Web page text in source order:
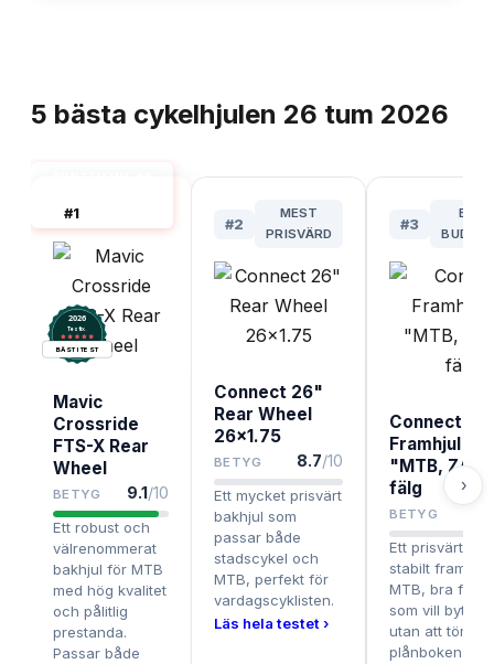
5 bästa cykelhjulen 26 tum 2026
#1
2026
Testix.
BÄST I TEST
Mavic
Crossride
FTS-X Rear
Wheel
BETYG 9.1/10
Ett robust och
välrenommerat
bakhjul för MTB
med hög kvalitet
och pålitlig
prestanda.
Passar både
#2
MEST
PRISVÄRD
Connect 26"
Rear Wheel
26x1.75
BETYG 8.7/10
Ett mycket prisvärt
bakhjul som
passar både
stadscykel och
MTB, perfekt för
vardagscyklisten.
Läs hela testet ›
#3
Connect
Framhjul 26
"MTB,
fälg
BETYG
Ett prisvärt och
stabilt
MTB, bra för
som vill byta
utan att tömma
plånboken.
›